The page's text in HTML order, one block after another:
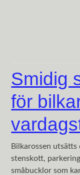
Smidig
för
Bilkarossen
stenskott,
småbucklor som